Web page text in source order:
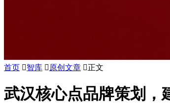
首页 智库  原创文章 正文
武汉核心点品牌策划，